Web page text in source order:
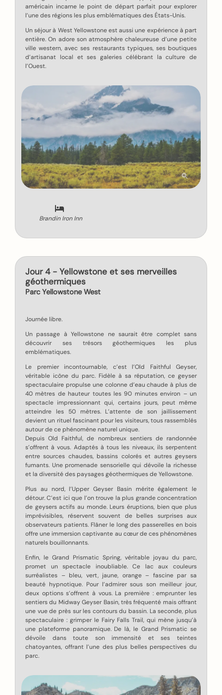
américain incarne le point de départ parfait pour explorer
l’une des régions les plus emblématiques des États-Unis.
Un séjour à West Yellowstone est aussi une expérience à part
entière. On adore son atmosphère chaleureuse d’une petite
ville western, avec ses restaurants typiques, ses boutiques
d’artisanat local et ses galeries célébrant la culture de
l’Ouest.
Brandin Iron Inn
Jour 4 - Yellowstone et ses merveilles
géothermiques
Parc Yellowstone West
Journée libre.
Un passage à Yellowstone ne saurait être complet sans
découvrir ses trésors géothermiques les plus
emblématiques.
Le premier incontournable, c’est l’Old Faithful Geyser,
véritable icône du parc. Fidèle à sa réputation, ce geyser
spectaculaire propulse une colonne d’eau chaude à plus de
40 mètres de hauteur toutes les 90 minutes environ – un
spectacle impressionnant qui, certains jours, peut même
atteindre les 50 mètres. L’attente de son jaillissement
devient un rituel fascinant pour les visiteurs, tous rassemblés
autour de ce phénomène naturel unique.
Depuis Old Faithful, de nombreux sentiers de randonnée
s’offrent à vous. Adaptés à tous les niveaux, ils serpentent
entre sources chaudes, bassins colorés et autres geysers
fumants. Une promenade sensorielle qui dévoile la richesse
et la diversité des paysages géothermiques de Yellowstone.
Plus au nord, l’Upper Geyser Basin mérite également le
détour. C’est ici que l’on trouve la plus grande concentration
de geysers actifs au monde. Leurs éruptions, bien que plus
imprévisibles, réservent souvent de belles surprises aux
observateurs patients. Flâner le long des passerelles en bois
offre une immersion captivante au cœur de ces phénomènes
naturels bouillonnants.
Enfin, le Grand Prismatic Spring, véritable joyau du parc,
promet un spectacle inoubliable. Ce lac aux couleurs
surréalistes – bleu, vert, jaune, orange – fascine par sa
beauté hypnotique. Pour l’admirer sous son meilleur jour,
deux options s’offrent à vous. La première : emprunter les
sentiers du Midway Geyser Basin, très fréquenté mais offrant
une vue de près sur les contours du bassin. La seconde, plus
spectaculaire : grimper le Fairy Falls Trail, qui mène jusqu’à
une plateforme panoramique. De là, le Grand Prismatic se
dévoile dans toute son immensité et ses teintes
chatoyantes, offrant l’une des plus belles perspectives du
parc.